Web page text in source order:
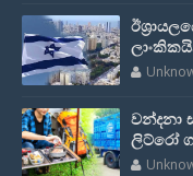
වන්දනා
ලිට්රෝ